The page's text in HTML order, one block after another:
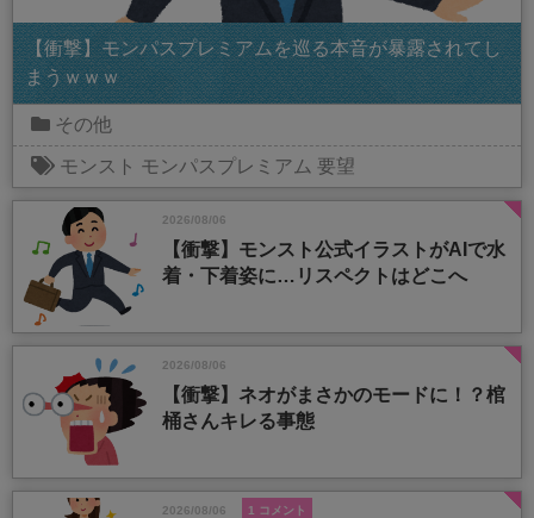
【衝撃】モンパスプレミアムを巡る本音が暴露されてし
まうｗｗｗ
その他
モンスト モンパスプレミアム 要望
2026/08/06
【衝撃】モンスト公式イラストがAIで水
着・下着姿に…リスペクトはどこへ
2026/08/06
【衝撃】ネオがまさかのモードに！？棺
桶さんキレる事態
2026/08/06 1 コメント